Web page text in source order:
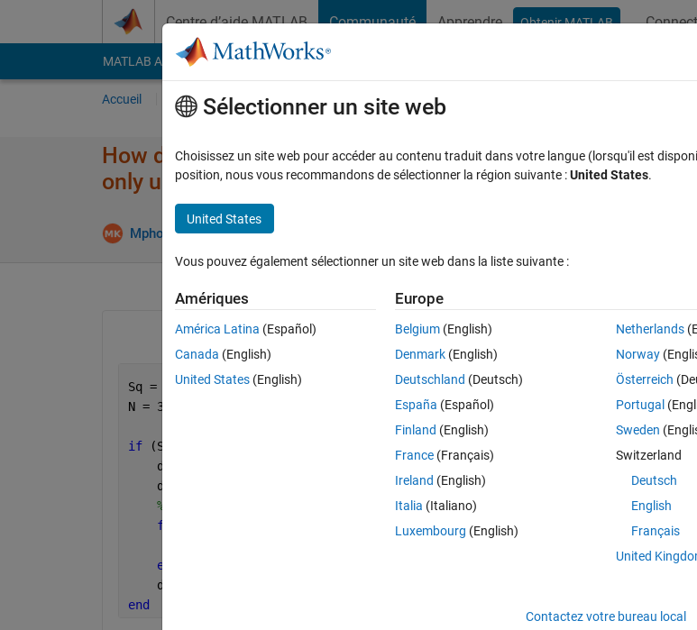
Centre d’aide MATLAB Communauté Apprendre Obtenir MATLAB
MATLAB Answers File Exchange Cody
Accueil Poser une question Parcourir
How do I create an arithmetic sequence using the counter
only using basic mathematics operations (in this case,
Mpho 15 Mar 2023 1 Réponse
Ouvrir dans
Sq = [2 4 6 8]
N = 3
if
(Sq(2) - Sq(1)) == (Sq(end)-Sq(end-1))
    d = Sq(2) - Sq(1)
    disp(
)
%i would like to use a counter using addition instead of a counter that
for
end
    disp(Sq)
end
Sélectionner un site web
Choisissez un site web pour accéder au contenu traduit dans votre langue (lorsqu'il est
position, nous vous recommandons de sélectionner la région suivante :United States.
United States
Vous pouvez également sélectionner un site web dans la liste suivante :
Amériques
América Latina (Español)
Canada (English)
United States (English)
Europe
Belgium (English)
Denmark (English)
Deutschland (Deutsch)
España (Español)
Finland (English)
France (Français)
Ireland (English)
Italia (Italiano)
Luxembourg (English)
Netherlands
Norway
Österreich
Portugal
Sweden
Switzerland
Deutsch
English
Français
United
Contactez votre bureau local